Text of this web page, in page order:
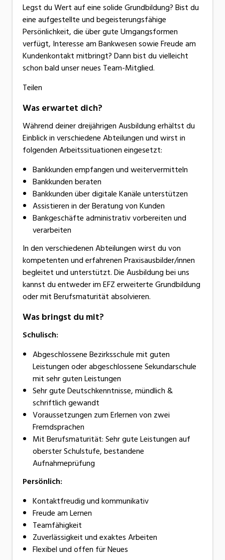
Legst du Wert auf eine solide Grundbildung? Bist du
eine aufgestellte und begeisterungsfähige
Persönlichkeit, die über gute Umgangsformen
verfügt, Interesse am Bankwesen sowie Freude am
Kundenkontakt mitbringt? Dann bist du vielleicht
schon bald unser neues Team-Mitglied.
Teilen
Was erwartet dich?
Während deiner dreijährigen Ausbildung erhältst du
Einblick in verschiedene Abteilungen und wirst in
folgenden Arbeitssituationen eingesetzt:
Bankkunden empfangen und weitervermitteln
Bankkunden beraten
Bankkunden über digitale Kanäle unterstützen
Assistieren in der Beratung von Kunden
Bankgeschäfte administrativ vorbereiten und
verarbeiten
In den verschiedenen Abteilungen wirst du von
kompetenten und erfahrenen Praxisausbilder/innen
begleitet und unterstützt. Die Ausbildung bei uns
kannst du entweder im EFZ erweiterte Grundbildung
oder mit Berufsmaturität absolvieren.
Was bringst du mit?
Schulisch:
Abgeschlossene Bezirksschule mit guten
Leistungen oder abgeschlossene Sekundarschule
mit sehr guten Leistungen
Sehr gute Deutschkenntnisse, mündlich &
schriftlich gewandt
Voraussetzungen zum Erlernen von zwei
Fremdsprachen
Mit Berufsmaturität: Sehr gute Leistungen auf
oberster Schulstufe, bestandene
Aufnahmeprüfung
Persönlich:
Kontaktfreudig und kommunikativ
Freude am Lernen
Teamfähigkeit
Zuverlässigkeit und exaktes Arbeiten
Flexibel und offen für Neues